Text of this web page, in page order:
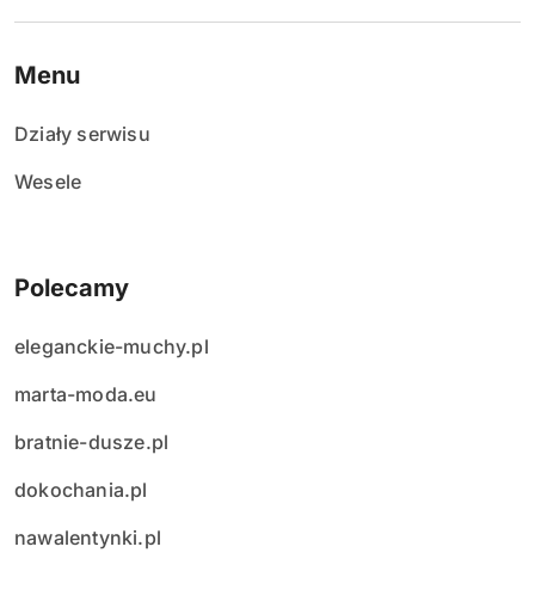
Menu
Działy serwisu
Wesele
Polecamy
eleganckie-muchy.pl
marta-moda.eu
bratnie-dusze.pl
dokochania.pl
nawalentynki.pl